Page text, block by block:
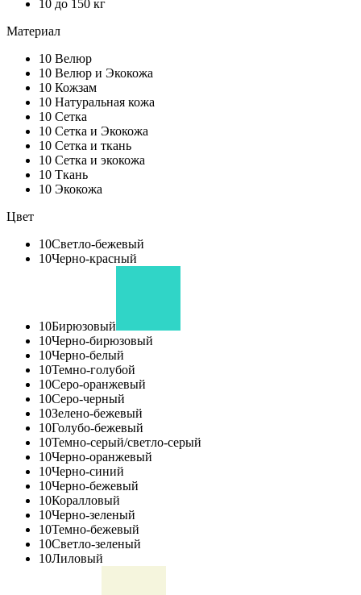
10 до 150 кг
Материал
10 Велюр
10 Велюр и Экокожа
10 Кожзам
10 Натуральная кожа
10 Сетка
10 Сетка и Экокожа
10 Сетка и ткань
10 Сетка и экокожа
10 Ткань
10 Экокожа
Цвет
10Светло-бежевый
10Черно-красный
10Бирюзовый
10Черно-бирюзовый
10Черно-белый
10Темно-голубой
10Серо-оранжевый
10Серо-черный
10Зелено-бежевый
10Голубо-бежевый
10Темно-серый/светло-серый
10Черно-оранжевый
10Черно-синий
10Черно-бежевый
10Коралловый
10Черно-зеленый
10Темно-бежевый
10Светло-зеленый
10Лиловый